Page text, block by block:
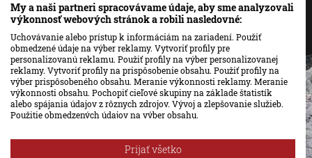
My a naši partneri spracovávame údaje, aby sme analyzovali
výkonnosť webových stránok a robili nasledovné:
Uchovávanie alebo prístup k informáciám na zariadení. Použiť
obmedzené údaje na výber reklamy. Vytvoriť profily pre
personalizovanú reklamu. Použiť profily na výber personalizovanej
reklamy. Vytvoriť profily na prispôsobenie obsahu. Použiť profily na
výber prispôsobeného obsahu. Meranie výkonnosti reklamy. Meranie
výkonnosti obsahu. Pochopiť cieľové skupiny na základe štatistík
alebo spájania údajov z rôznych zdrojov. Vývoj a zlepšovanie služieb.
Použitie obmedzených údajov na výber obsahu.
Váš súhlas a zásady používania cookie sa vzťahujú výlučne na túto
Prijať všetko
Najčítanejšie
24 hodín 3 dni Týždeň